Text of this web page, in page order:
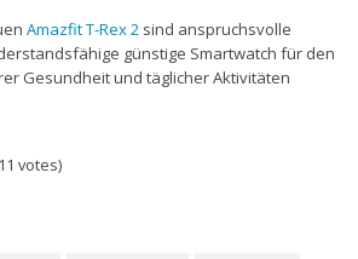
Amazfit T-Rex 2 sind anspruchsvolle
günstige Smartwatch für den
Gesundheit und täglicher Aktivitäten
votes)